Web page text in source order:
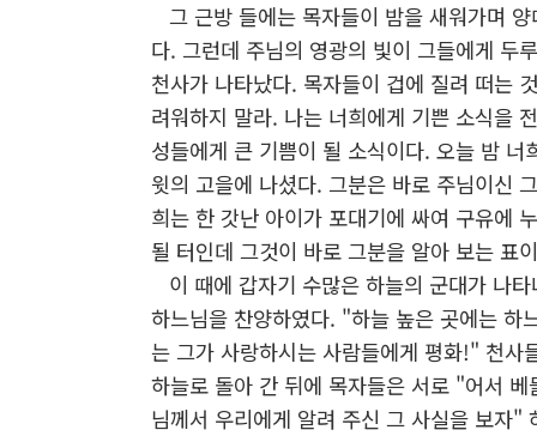
그 근방 들에는 목자들이 밤을 새워가며
다. 그런데 주님의 영광의 빛이 그들에게 두
천사가 나타났다. 목자들이 겁에 질려 떠는
려워하지 말라. 나는 너희에게 기쁜 소식을
성들에게 큰 기쁨이 될 소식이다. 오늘 밤 너
윗의 고을에 나셨다. 그분은 바로 주님이신
희는 한 갓난 아이가 포대기에 싸여 구유에
될 터인데 그것이 바로 그분을 알아 보는 표
이 때에 갑자기 수많은 하늘의 군대가 나
하느님을 찬양하였다. "하늘 높은 곳에는 하
는 그가 사랑하시는 사람들에게 평화!" 천사
하늘로 돌아 간 뒤에 목자들은 서로 "어서 베
님께서 우리에게 알려 주신 그 사실을 보자"